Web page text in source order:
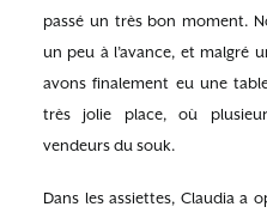
passé un très bon moment.
un peu à l’avance, et malgré
avons finalement eu une
très jolie place, où
vendeurs du souk.
Dans les assiettes, Claudia a